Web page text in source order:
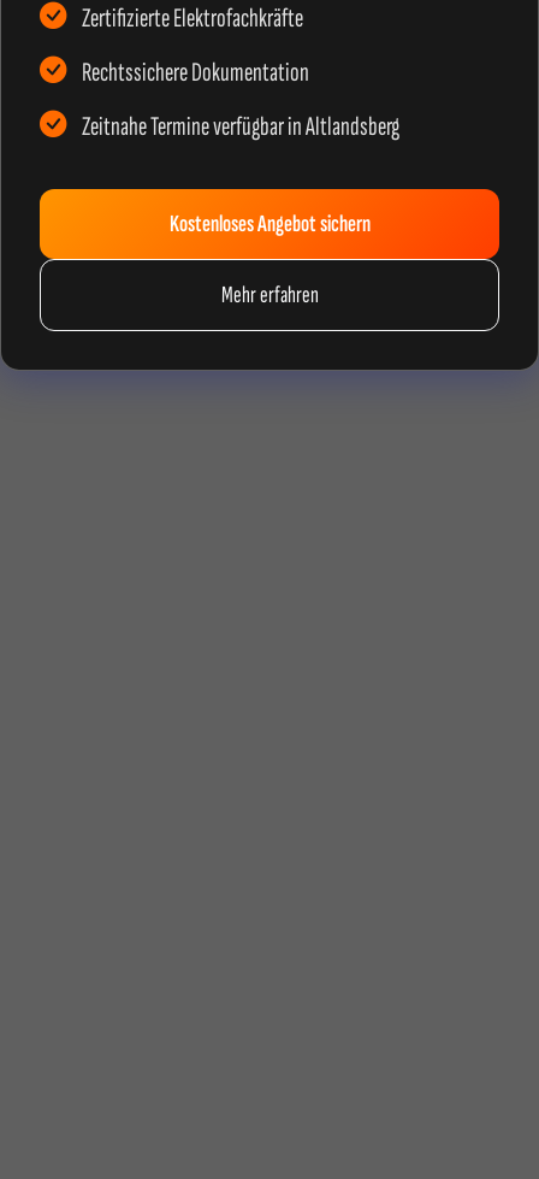
Zertifizierte Elektrofachkräfte
Rechtssichere Dokumentation
Zeitnahe Termine verfügbar in Altlandsberg
Kostenloses Angebot sichern
Mehr erfahren